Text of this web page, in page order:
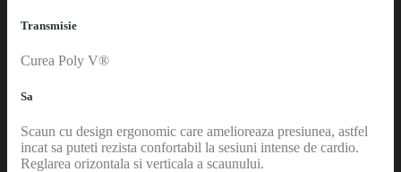
Transmisie
Curea Poly V®
Sa
Scaun cu design ergonomic care amelioreaza presiunea, astfel
incat sa puteti rezista confortabil la sesiuni intense de cardio.
Reglarea orizontala si verticala a scaunului.